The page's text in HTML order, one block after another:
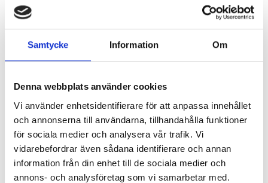
Samtycke Information Om
Denna webbplats använder cookies
Vi använder enhetsidentifierare för att anpassa innehållet
och annonserna till användarna, tillhandahålla funktioner
för sociala medier och analysera vår trafik. Vi
vidarebefordrar även sådana identifierare och annan
information från din enhet till de sociala medier och
annons- och analysföretag som vi samarbetar med.
Överspänningsskydd CM
kV/kA:
Överspänningsskydd DM
kV/kA:
1
Ljusstyrning
Ljusstyrning:
Tänd/släck
Sensor:
Utan sensor
Nödljus